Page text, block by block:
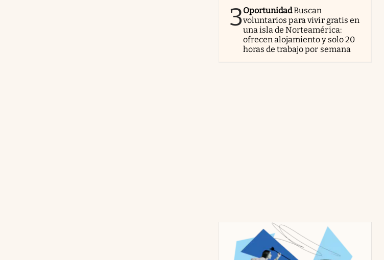
3OportunidadBuscan
voluntarios para vivir gratis en
una isla de Norteamérica:
ofrecen alojamiento y solo 20
horas de trabajo por semana